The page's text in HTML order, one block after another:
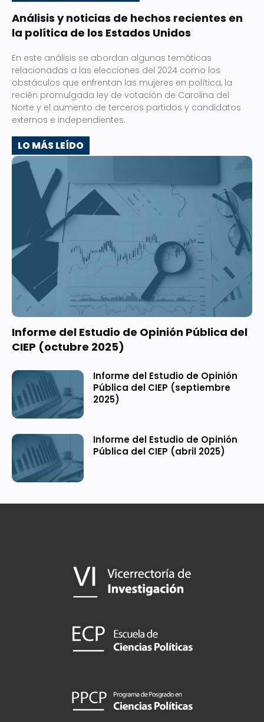
Análisis y noticias de hechos recientes en
la política de los Estados Unidos
En este análisis se abordan algunas temáticas
relacionadas a las elecciones del 2024 como los
obstáculos que enfrentan las mujeres en política, la
recién promulgada ley de votación de Carolina del
Norte y el aumento de terceros partidos y candidatos
externos e independientes.
LO MÁS LEÍDO
Informe del Estudio de Opinión Pública del
CIEP (octubre 2025)
Informe del Estudio de Opinión
Pública del CIEP (septiembre
2025)
Informe del Estudio de Opinión
Pública del CIEP (abril 2025)